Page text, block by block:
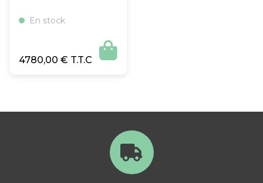
En stock
4780,00 € 